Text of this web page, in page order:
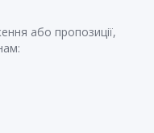
або пропозиції,